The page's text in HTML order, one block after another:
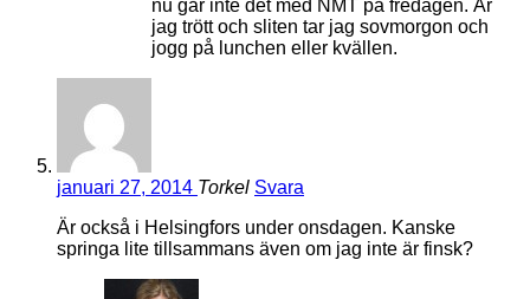
nu går inte det med NMT på fredagen. Är
jag trött och sliten tar jag sovmorgon och
jogg på lunchen eller kvällen.
januari 27, 2014 Torkel Svara
Är också i Helsingfors under onsdagen. Kanske
springa lite tillsammans även om jag inte är finsk?